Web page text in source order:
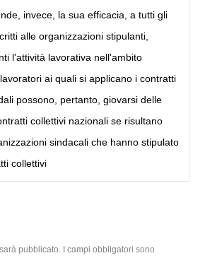
invece, la sua efficacia, a tutti gli
alle organizzazioni stipulanti,
l'attività lavorativa nell'ambito
ai quali si applicano i contratti
possono, pertanto, giovarsi delle
collettivi nazionali se risultano
sindacali che hanno stipulato
collettivi
pubblicato.
I campi obbligatori sono